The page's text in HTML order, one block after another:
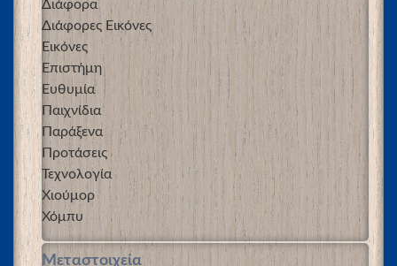
Διάφορα
Διάφορες Εικόνες
Εικόνες
Επιστήμη
Ευθυμία
Παιχνίδια
Παράξενα
Προτάσεις
Τεχνολογία
Χιούμορ
Χόμπυ
Μεταστοιχεία